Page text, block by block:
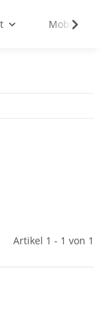
Mobilität
Artikel 1 - 1 von 1